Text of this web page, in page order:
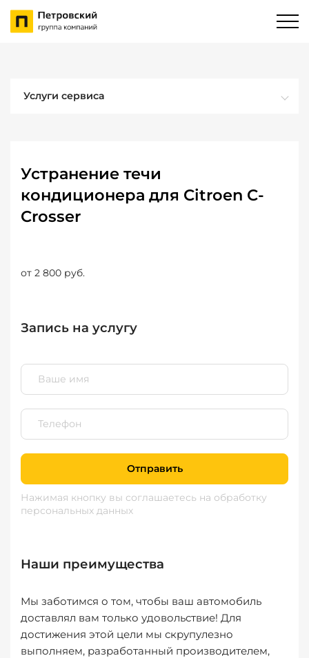
Услуги сервиса
Устранение течи
кондиционера для Citroen C-
Crosser
от 2 800 руб.
Запись на услугу
Отправить
Нажимая кнопку вы соглашаетесь на обработку
персональных данных
Наши преимущества
Мы заботимся о том, чтобы ваш автомобиль
доставлял вам только удовольствие! Для
достижения этой цели мы скрупулезно
выполняем, разработанный производителем,